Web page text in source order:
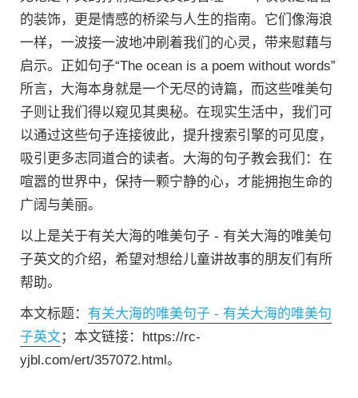
的装饰，更是情感的桥梁与人生的指南。它们像海浪
一样，一波接一波地冲刷着我们的心灵，带来慰藉与
启示。正如句子“The ocean is a poem without words”
所言，大海本身就是一个无尽的诗篇，而这些唯美句
子则让我们得以窥见其奥秘。在现实生活中，我们可
以通过这些句子连接彼此，提升搜索引擎的可见度，
吸引更多志同道合的读者。大海的句子教会我们：在
喧嚣的世界中，保持一颗宁静的心，才能拥抱生命的
广阔与美丽。
以上是关于有关大海的唯美句子 - 有关大海的唯美句
子英文的介绍，希望对想给儿童讲故事的朋友们有所
帮助。
本文标题： 有关大海的唯美句子 - 有关大海的唯美句
子英文；本文链接：https://rc-
yjbl.com/ert/357072.html。